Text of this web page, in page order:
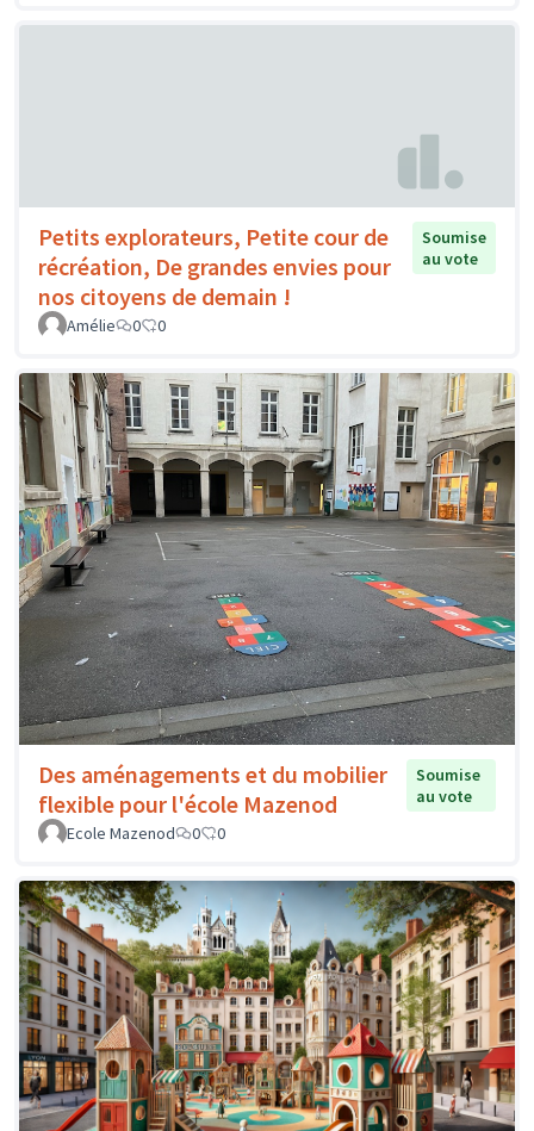
Petits explorateurs, Petite cour de
récréation, De grandes envies pour
nos citoyens de demain !
Soumise
au vote
Amélie 0 0
Des aménagements et du mobilier
flexible pour l'école Mazenod
Soumise
au vote
Ecole Mazenod
0 0